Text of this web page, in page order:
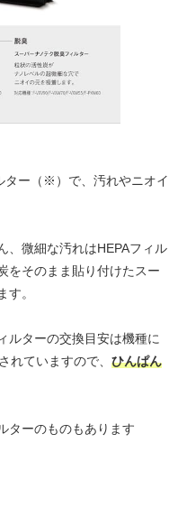
ター（※）で、汚れやニオイ
、微細な汚れはHEPAフィル
をそのまま貼り付けたスー
。
ルターの交換目安は機種に
れていますので、 ひんぱん
ターのものもあります